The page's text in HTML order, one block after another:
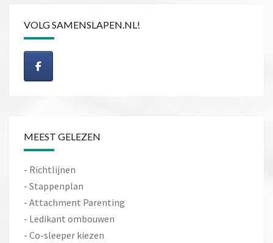
VOLG SAMENSLAPEN.NL!
MEEST GELEZEN
- Richtlijnen
- Stappenplan
- Attachment Parenting
- Ledikant ombouwen
- Co-sleeper kiezen